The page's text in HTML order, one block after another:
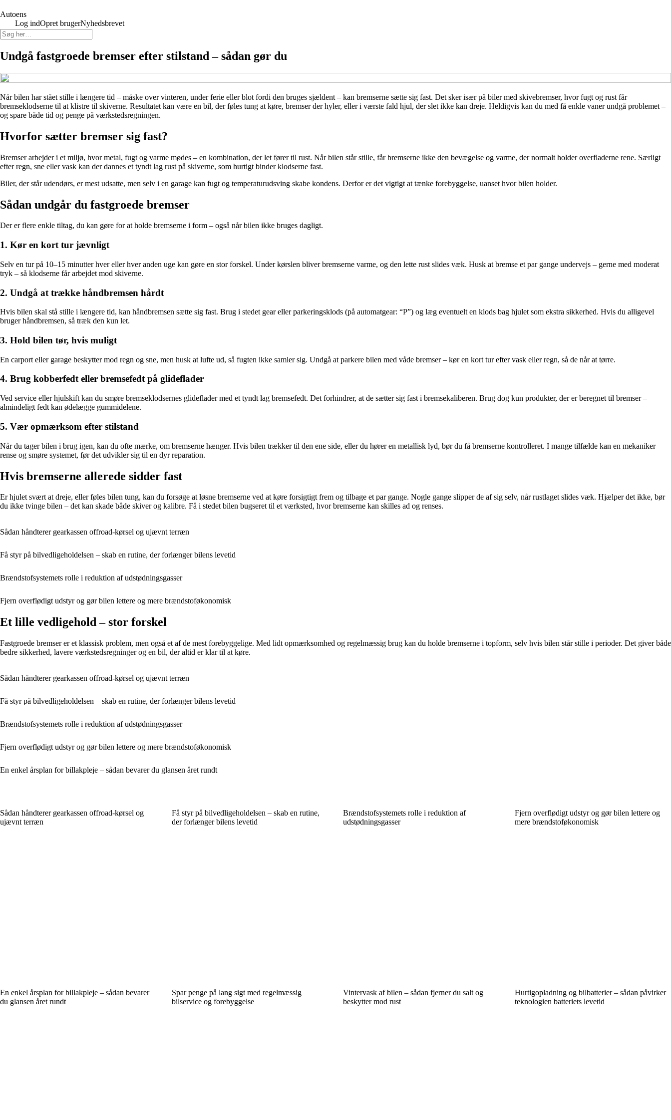
Autoens
Log indOpret brugerNyhedsbrevet
Undgå fastgroede bremser efter stilstand – sådan gør du
Når bilen har stået stille i længere tid – måske over vinteren, under ferie eller blot fordi den bruges sjældent – kan bremserne sætte sig fast. Det sker især på biler med skivebremser, hvor fugt og rust får
bremseklodserne til at klistre til skiverne. Resultatet kan være en bil, der føles tung at køre, bremser der hyler, eller i værste fald hjul, der slet ikke kan dreje. Heldigvis kan du med få enkle vaner undgå problemet –
og spare både tid og penge på værkstedsregningen.
Hvorfor sætter bremser sig fast?
Bremser arbejder i et miljø, hvor metal, fugt og varme mødes – en kombination, der let fører til rust. Når bilen står stille, får bremserne ikke den bevægelse og varme, der normalt holder overfladerne rene. Særligt
efter regn, sne eller vask kan der dannes et tyndt lag rust på skiverne, som hurtigt binder klodserne fast.
Biler, der står udendørs, er mest udsatte, men selv i en garage kan fugt og temperaturudsving skabe kondens. Derfor er det vigtigt at tænke forebyggelse, uanset hvor bilen holder.
Sådan undgår du fastgroede bremser
Der er flere enkle tiltag, du kan gøre for at holde bremserne i form – også når bilen ikke bruges dagligt.
1. Kør en kort tur jævnligt
Selv en tur på 10–15 minutter hver eller hver anden uge kan gøre en stor forskel. Under kørslen bliver bremserne varme, og den lette rust slides væk. Husk at bremse et par gange undervejs – gerne med moderat
tryk – så klodserne får arbejdet mod skiverne.
2. Undgå at trække håndbremsen hårdt
Hvis bilen skal stå stille i længere tid, kan håndbremsen sætte sig fast. Brug i stedet gear eller parkeringsklods (på automatgear: “P”) og læg eventuelt en klods bag hjulet som ekstra sikkerhed. Hvis du alligevel
bruger håndbremsen, så træk den kun let.
3. Hold bilen tør, hvis muligt
En carport eller garage beskytter mod regn og sne, men husk at lufte ud, så fugten ikke samler sig. Undgå at parkere bilen med våde bremser – kør en kort tur efter vask eller regn, så de når at tørre.
4. Brug kobberfedt eller bremsefedt på glideflader
Ved service eller hjulskift kan du smøre bremseklodsernes glideflader med et tyndt lag bremsefedt. Det forhindrer, at de sætter sig fast i bremsekaliberen. Brug dog kun produkter, der er beregnet til bremser –
almindeligt fedt kan ødelægge gummidelene.
5. Vær opmærksom efter stilstand
Når du tager bilen i brug igen, kan du ofte mærke, om bremserne hænger. Hvis bilen trækker til den ene side, eller du hører en metallisk lyd, bør du få bremserne kontrolleret. I mange tilfælde kan en mekaniker
rense og smøre systemet, før det udvikler sig til en dyr reparation.
Hvis bremserne allerede sidder fast
Er hjulet svært at dreje, eller føles bilen tung, kan du forsøge at løsne bremserne ved at køre forsigtigt frem og tilbage et par gange. Nogle gange slipper de af sig selv, når rustlaget slides væk. Hjælper det ikke, bør
du ikke tvinge bilen – det kan skade både skiver og kalibre. Få i stedet bilen bugseret til et værksted, hvor bremserne kan skilles ad og renses.
Sådan håndterer gearkassen offroad-kørsel og ujævnt terræn
Få styr på bilvedligeholdelsen – skab en rutine, der forlænger bilens levetid
Brændstofsystemets rolle i reduktion af udstødningsgasser
Fjern overflødigt udstyr og gør bilen lettere og mere brændstoføkonomisk
Et lille vedligehold – stor forskel
Fastgroede bremser er et klassisk problem, men også et af de mest forebyggelige. Med lidt opmærksomhed og regelmæssig brug kan du holde bremserne i topform, selv hvis bilen står stille i perioder. Det giver både
bedre sikkerhed, lavere værkstedsregninger og en bil, der altid er klar til at køre.
Sådan håndterer gearkassen offroad-kørsel og ujævnt terræn
Få styr på bilvedligeholdelsen – skab en rutine, der forlænger bilens levetid
Brændstofsystemets rolle i reduktion af udstødningsgasser
Fjern overflødigt udstyr og gør bilen lettere og mere brændstoføkonomisk
En enkel årsplan for billakpleje – sådan bevarer du glansen året rundt
Sådan håndterer gearkassen offroad-kørsel og
ujævnt terræn
Få styr på bilvedligeholdelsen – skab en rutine,
der forlænger bilens levetid
Brændstofsystemets rolle i reduktion af
udstødningsgasser
Fjern overflødigt udstyr og gør bilen lettere og
mere brændstoføkonomisk
En enkel årsplan for billakpleje – sådan bevarer
du glansen året rundt
Spar penge på lang sigt med regelmæssig
bilservice og forebyggelse
Vintervask af bilen – sådan fjerner du salt og
beskytter mod rust
Hurtigopladning og bilbatterier – sådan påvirker
teknologien batteriets levetid